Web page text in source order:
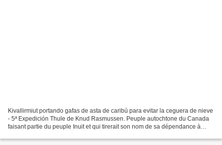
Kivallirmiut portando gafas de asta de caribú para evitar la ceguera de nieve
- 5ª Expedición Thule de Knud Rasmussen. Peuple autochtone du Canada
faisant partie du peuple Inuit et qui tirerait son nom de sa dépendance à